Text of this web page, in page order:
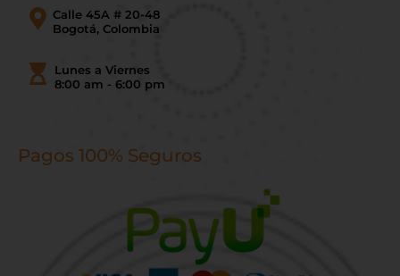
Calle 45A # 20-48
Bogotá, Colombia
Lunes a Viernes
8:00 am - 6:00 pm
Pagos 100% Seguros